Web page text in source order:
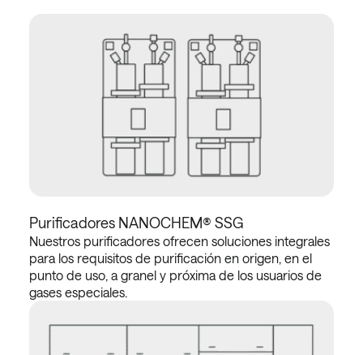
Purificadores NANOCHEM® SSG
Nuestros purificadores ofrecen soluciones integrales
para los requisitos de purificación en origen, en el
punto de uso, a granel y próxima de los usuarios de
gases especiales.